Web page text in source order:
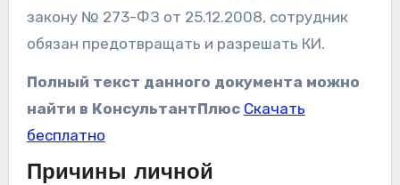
закону № 273-ФЗ от 25.12.2008, сотрудник
обязан предотвращать и разрешать КИ.
Полный текст данного документа можно
найти в КонсультантПлюс Скачать
бесплатно
Причины личной